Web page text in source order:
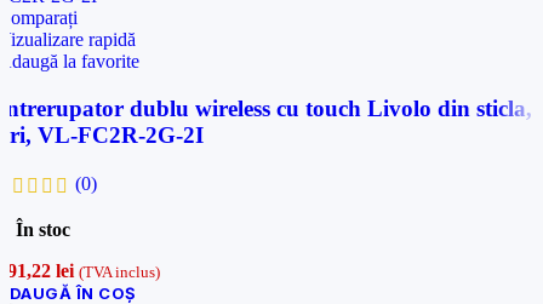
rapidă
la favorite
dublu wireless cu touch Livolo din sticla,
VL-FC2R-2G-2I
(0)
În stoc
lei (TVA inclus)
ÎN COȘ